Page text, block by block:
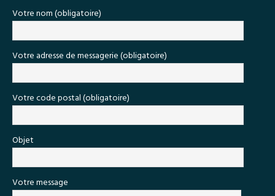
Votre nom (obligatoire)
Votre adresse de messagerie (obligatoire)
Votre code postal (obligatoire)
Objet
Votre message